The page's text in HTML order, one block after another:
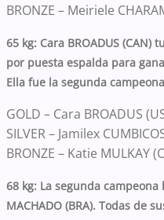
BRONZE – Meiriele
65 kg: Cara BROADUS
por puesta espalda para
Ella fue la segunda
GOLD – Cara BROADUS
SILVER – Jamilex
BRONZE – Katie MULKAY
68 kg: La segunda
MACHADO (BRA). Todas de